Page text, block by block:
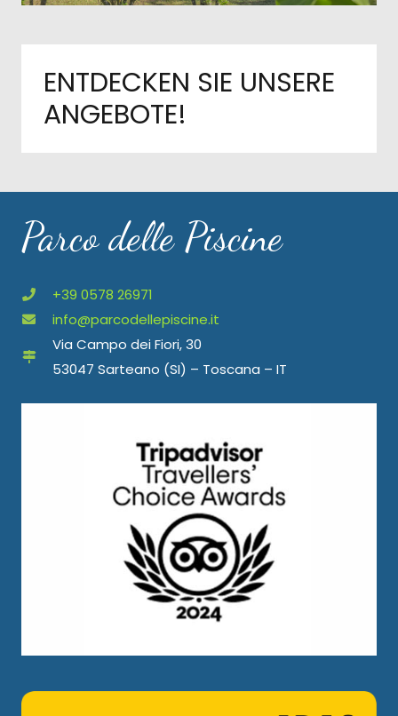
ENTDECKEN SIE UNSERE
ANGEBOTE!
Parco delle Piscine
+39 0578 26971
info@parcodellepiscine.it
Via Campo dei Fiori, 30
53047 Sarteano (SI) – Toscana – IT